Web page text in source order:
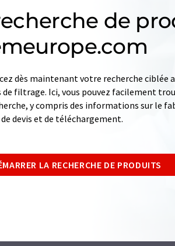
de
dès maintenant votre recherche ciblée
filtrage. Ici, vous pouvez facilement
y compris des informations sur le
devis et de téléchargement.
LA RECHERCHE DE PRODUITS